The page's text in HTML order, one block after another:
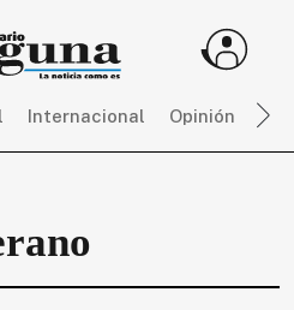
Internacional Opinión